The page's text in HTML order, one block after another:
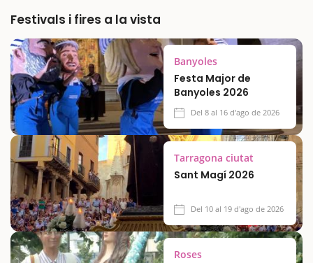
Festivals i fires a la vista
Banyoles
Festa Major de
Banyoles 2026
Del 8 al 16 d'ago de 2026
Tarragona ciutat
Sant Magí 2026
Del 10 al 19 d'ago de 2026
Roses